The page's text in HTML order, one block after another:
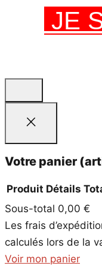
JE
Votre panier
Produits
dans
le
panier
Produit Détails
Sous-total 0,00 €
Les frais
calculés lors de la
Voir mon panier